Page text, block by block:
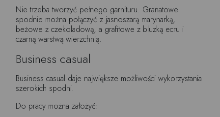
Nie trzeba tworzyć pełnego garnituru. Granatowe
spodnie można połączyć z jasnoszarą marynarką,
beżowe z czekoladową, a grafitowe z bluzką ecru i
czarną warstwą wierzchnią.
Business casual
Business casual daje największe możliwości wykorzystania
szerokich spodni.
Do pracy można założyć: